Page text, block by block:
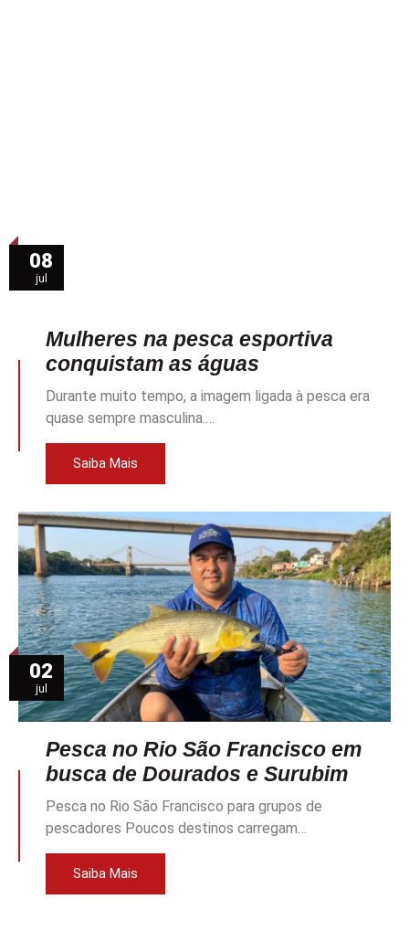
08
jul
Mulheres na pesca esportiva
conquistam as águas
Durante muito tempo, a imagem ligada à pesca era
quase sempre masculina.…
Saiba Mais
02
jul
Pesca no Rio São Francisco em
busca de Dourados e Surubim
Pesca no Rio São Francisco para grupos de
pescadores Poucos destinos carregam…
Saiba Mais